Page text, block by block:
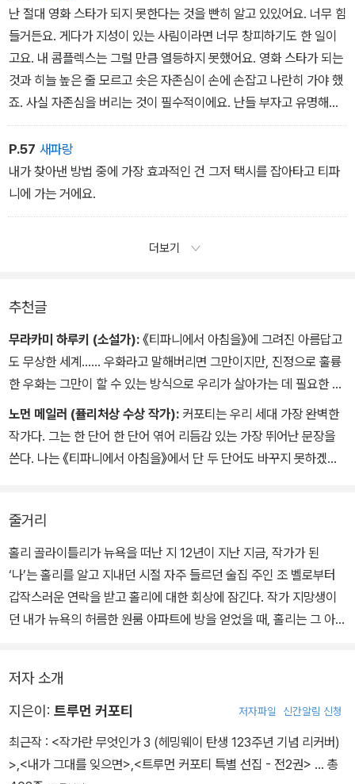
난 절대 영화 스타가 되지 못한다는 것을 빤히 알고 있있어요. 너무 힘
들거든요. 게다가 지성이 있는 사림이라면 너무 창피하기도 한 일이
고요. 내 콤플렉스는 그럴 만큼 열등하지 못했어요. 영화 스타가 되는
것과 히늘 높은 줄 모르고 솟은 자존심이 손에 손잡고 나란히 가야 했
죠. 사실 자존심을 버리는 것이 필수적이에요. 난들 부자고 유명해지
는 게 싫겠어요? 그것도 내 계획에 있답니다. 언젠가는 거기까지 이
르도록 노력할 거고요. 하지만 그렇게 된다고 해도 난 내 자존심이 졸
졸 따라왔으면 좋겠어요. 내가 어느 맑은 날 아침 ‘티파니‘에서 아침을
먹는다고 해도 여전히 나이고 싶어요.
P.57 새파랑
내가 찾아낸 방법 중에 가장 효과적인 건 그저 택시를 잡아타고 티파
니에 가는 거에요.
더보기
추천글
무라카미 하루키 (소설가): 《티파니에서 아침을》에 그려진 아름답고
도 무상한 세계…… 우화라고 말해버리면 그만이지만, 진정으로 훌륭
한 우화는 그만이 할 수 있는 방식으로 우리가 살아가는 데 필요한 힘
과 따스함, 희망을 준다. 커포티는 우리에게 훌륭한 우화란 어떤 것인
지, 그 실례를 멋지게 보여주었다.
노먼 메일러 (퓰리처상 수상 작가): 커포티는 우리 세대 가장 완벽한
작가다. 그는 한 단어 한 단어 엮어 리듬감 있는 가장 뛰어난 문장을
쓴다. 나는 《티파니에서 아침을》에서 단 두 단어도 바꾸지 못하겠다.
줄거리
홀리 골라이틀리가 뉴욕을 떠난 지 12년이 지난 지금, 작가가 된
‘나’는 홀리를 알고 지내던 시절 자주 들르던 술집 주인 조 벨로부터
갑작스러운 연락을 받고 홀리에 대한 회상에 잠긴다. 작가 지망생이
던 내가 뉴욕의 허름한 원룸 아파트에 방을 얻었을 때, 홀리는 그 아래
게 그녀를 알게 된다. 홀리는 낮에 자고 밤에 나가는 생활을 하는 듯했
고 가끔 복도나 거리에서 마주쳐도 늘 검은 선글라스를 끼고 있었지
도 불렀다. 청소년기의 남자아이처럼 허스키한 목소리로 곧잘 노래를
했고 그 소리가 들려오면 나는 위층 창가에 기대 노래를 들었다. 그러
저자 소개
지은이: 트루먼 커포티 저자파일 신간알림 신청
최근작 : <작가란 무엇인가 3 (헤밍웨이 탄생 123주년 기념 리커버)
>,<내가 그대를 잊으면>,<트루먼 커포티 특별 선집 - 전2권> … 총